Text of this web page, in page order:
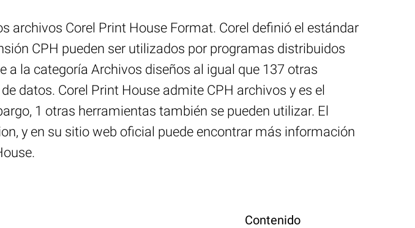
archivos Corel Print House Format. Corel definió el estándar
CPH pueden ser utilizados por programas distribuidos
a la categoría Archivos diseños al igual que 137 otras
datos. Corel Print House admite CPH archivos y es el
1 otras herramientas también se pueden utilizar. El
y en su sitio web oficial puede encontrar más información
Contenido